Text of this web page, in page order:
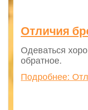
Отличия
Одеваться
обратное.
Подробнее: